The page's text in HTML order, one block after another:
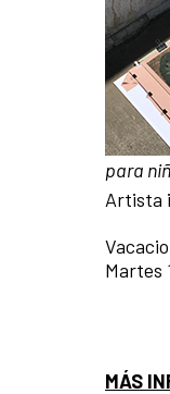
para
Artista
Martes
MÁS